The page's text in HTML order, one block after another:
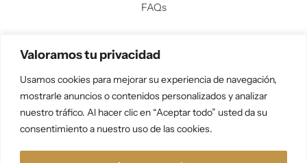
Valoramos tu privacidad
Usamos cookies para mejorar su experiencia de navegación,
mostrarle anuncios o contenidos personalizados y analizar
nuestro tráfico. Al hacer clic en “Aceptar todo” usted da su
consentimiento a nuestro uso de las cookies.
FAQs
Copyright © R ETROARTHUB.COM. Todos los derechos
reservados.